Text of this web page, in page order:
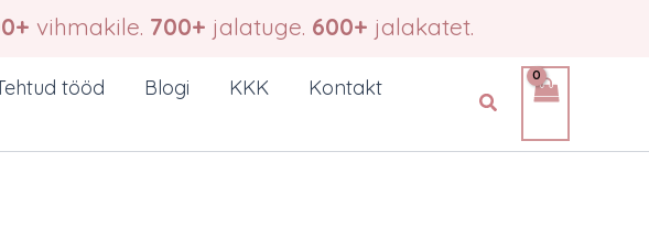
vihmakile. 700+ jalatuge. 600+ jalakatet.
tööd Blogi KKK
Kontakt
Search